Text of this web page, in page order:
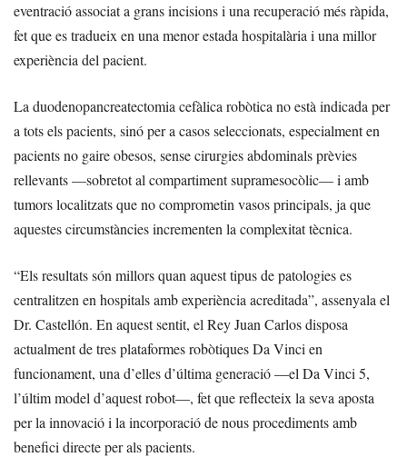
eventració associat a grans incisions i una recuperació més ràpida,
fet que es tradueix en una menor estada hospitalària i una millor
experiència del pacient.
La duodenopancreatectomia cefàlica robòtica no està indicada per
a tots els pacients, sinó per a casos seleccionats, especialment en
pacients no gaire obesos, sense cirurgies abdominals prèvies
rellevants —sobretot al compartiment supramesocòlic— i amb
tumors localitzats que no comprometin vasos principals, ja que
aquestes circumstàncies incrementen la complexitat tècnica.
“Els resultats són millors quan aquest tipus de patologies es
centralitzen en hospitals amb experiència acreditada”, assenyala el
Dr. Castellón. En aquest sentit, el Rey Juan Carlos disposa
actualment de tres plataformes robòtiques Da Vinci en
funcionament, una d’elles d’última generació —el Da Vinci 5,
l’últim model d’aquest robot—, fet que reflecteix la seva aposta
per la innovació i la incorporació de nous procediments amb
benefici directe per als pacients.